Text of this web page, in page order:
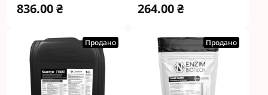
836.00 ₴ 264.00 ₴
Продано Продано